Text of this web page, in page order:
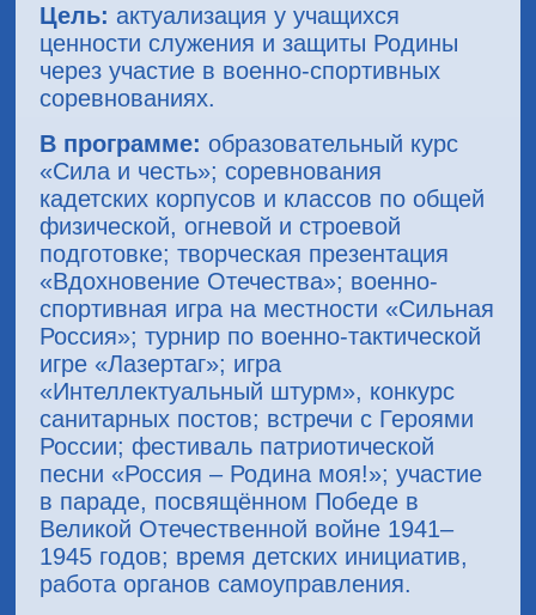
Цель: актуализация у учащихся
ценности служения и защиты Родины
через участие в военно-спортивных
соревнованиях.
В программе: образовательный курс
«Сила и честь»; соревнования
кадетских корпусов и классов по общей
физической, огневой и строевой
подготовке; творческая презентация
«Вдохновение Отечества»; военно-
спортивная игра на местности «Сильная
Россия»; турнир по военно-тактической
игре «Лазертаг»; игра
«Интеллектуальный штурм», конкурс
санитарных постов; встречи с Героями
России; фестиваль патриотической
песни «Россия – Родина моя!»; участие
в параде, посвящённом Победе в
Великой Отечественной войне 1941–
1945 годов; время детских инициатив,
работа органов самоуправления.